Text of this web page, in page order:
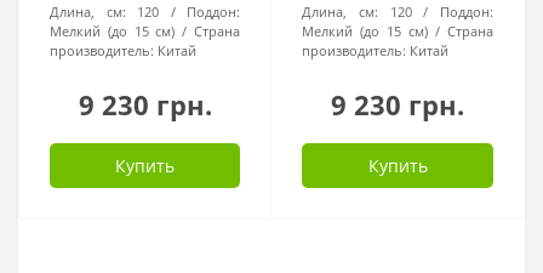
Длина, см: 120
Поддон:
Мелкий (до 15 см)
Страна
производитель: Китай
9 230 грн.
Купить
Длина, см: 120
Поддон:
Мелкий (до 15 см)
Страна
производитель: Китай
9 230 грн.
Купить